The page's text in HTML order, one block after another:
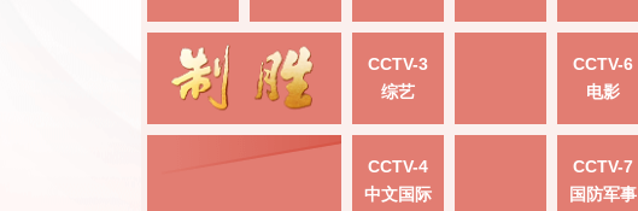
CCTV-3
综艺
CCTV-6
电影
CCTV-4
中文国际
CCTV-7
国防军事